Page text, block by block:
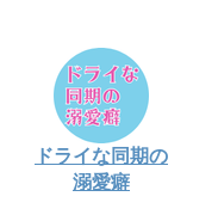
ドライな同期の
溺愛癖